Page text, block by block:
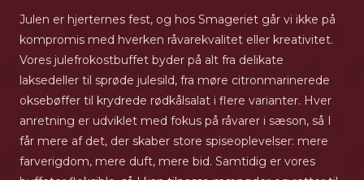
Julen er hjerternes fest, og hos Smageriet går vi ikke på
kompromis med hverken råvarekvalitet eller kreativitet.
Vores julefrokostbuffet byder på alt fra delikate
laksedeller til sprøde julesild, fra møre citronmarinerede
oksebøffer til krydrede rødkålsalat i flere varianter. Hver
anretning er udviklet med fokus på råvarer i sæson, så I
får mere af det, der skaber store spiseoplevelser: mere
farverigdom, mere duft, mere bid. Samtidig er vores